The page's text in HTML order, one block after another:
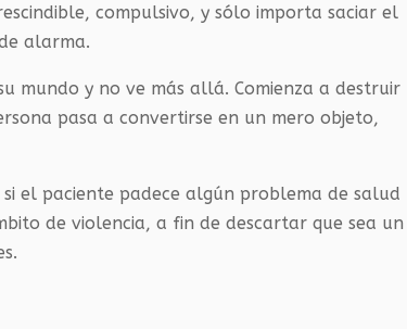
compulsivo, y sólo importa saciar el
alarma.
mundo y no ve más allá. Comienza a destruir
pasa a convertirse en un mero objeto,
el paciente padece algún problema de salud
de violencia, a fin de descartar que sea un